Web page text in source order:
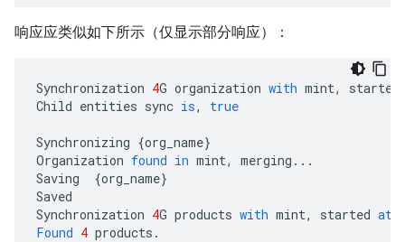
响应应类似如下所示（仅显示部分响应）：
Synchronization 4G organization with mint,
started
Child entities sync is, true
Synchronizing {org_name}
Organization found in mint, merging ...
Saving
{org_name}
Saved
Synchronization 4G products with mint, started at
Found 4 products .